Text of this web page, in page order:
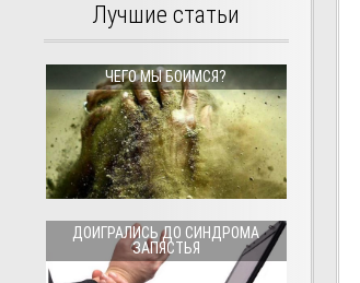
Лучшие статьи
ЧЕГО МЫ БОИМСЯ?
ДОИГРАЛИСЬ ДО СИНДРОМА
ЗАПЯСТЬЯ